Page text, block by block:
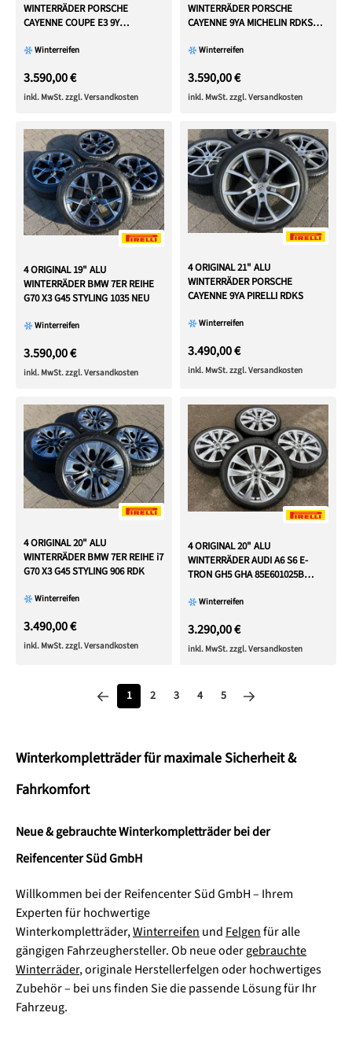
WINTERRÄDER PORSCHE
CAYENNE COUPE E3 9Y
Winterreifen
3.590,00 €
inkl. MwSt. zzgl. Versandkosten
WINTERRÄDER PORSCHE
CAYENNE 9YA MICHELIN RDKS
Winterreifen
3.590,00 €
inkl. MwSt. zzgl. Versandkosten
4 ORIGINAL 19" ALU
WINTERRÄDER BMW 7ER REIHE
G70 X3 G45 STYLING 1035 NEU
Winterreifen
3.590,00 €
inkl. MwSt. zzgl. Versandkosten
4 ORIGINAL 21" ALU
WINTERRÄDER PORSCHE
CAYENNE 9YA PIRELLI RDKS
Winterreifen
3.490,00 €
inkl. MwSt. zzgl. Versandkosten
4 ORIGINAL 20" ALU
WINTERRÄDER BMW 7ER REIHE i7
G70 X3 G45 STYLING 906 RDK
Winterreifen
3.490,00 €
inkl. MwSt. zzgl. Versandkosten
4 ORIGINAL 20" ALU
WINTERRÄDER AUDI A6 S6 E-
TRON GH5 GHA 85E601025B
Winterreifen
3.290,00 €
inkl. MwSt. zzgl. Versandkosten
Seite
1 Seite
2 Seite
3 Seite
4 Seite
5
Winterkompletträder für maximale Sicherheit &
Fahrkomfort
Neue & gebrauchte Winterkompletträder bei der
Reifencenter Süd GmbH
Willkommen bei der Reifencenter Süd GmbH – Ihrem
Experten für hochwertige
Winterkompletträder,Winterreifen und Felgenfür alle
gängigen Fahrzeughersteller. Ob neue odergebrauchte
Winterräder, originale Herstellerfelgen oder hochwertiges
Zubehör – bei uns finden Sie die passende Lösung für Ihr
Fahrzeug.